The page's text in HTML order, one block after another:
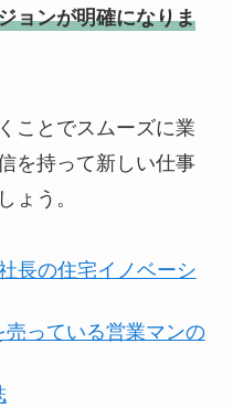
ョンが明確になりま
ことでスムーズに業
を持って新しい仕事
ょう。
長の住宅イノベーシ
っている営業マンの